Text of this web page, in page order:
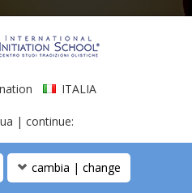
ITALIA
| continue:
cambia | change